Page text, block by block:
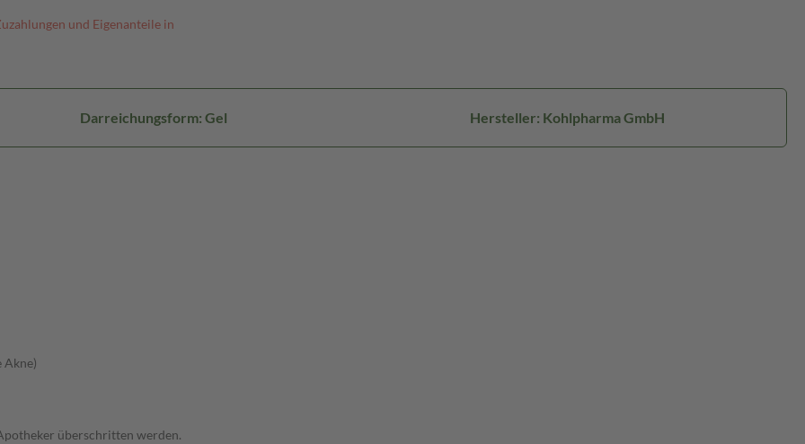
und Eigenanteile in
Darreichungsform: Gel Hersteller: Kohlpharma GmbH
Akne)
überschritten werden.